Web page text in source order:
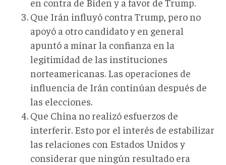
Que Irán influyó contra Trump, pero no
apoyó a otro candidato y en general
apuntó a minar la confianza en la
legitimidad de las instituciones
norteamericanas. Las operaciones de
influencia de Irán continúan después de
las elecciones.
Que China no realizó esfuerzos de
interferir. Esto por el interés de estabilizar
las relaciones con Estados Unidos y
considerar que ningún resultado era